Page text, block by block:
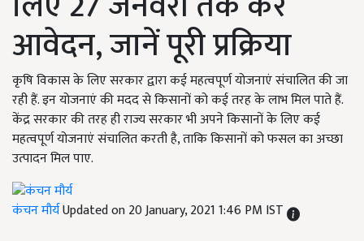
आवेदन, जानें पूरी प्रक्रिया
कृषि विकास के लिए सरकार द्वारा कई महत्वपूर्ण योजनाएं संचालित की जा
रही हैं. इन योजनाएं की मदद से किसानों को कई तरह के लाभ मिल पाते हैं.
केंद्र सरकार की तरह ही राज्य सरकार भी अपने किसानों के लिए कई
महत्वपूर्ण योजनाएं संचालित करती है, ताकि किसानों को फसल का अच्छा
उत्पादन मिल पाए.
कंचन मौर्यUpdated on 20 January, 2021 1:46 PM IST